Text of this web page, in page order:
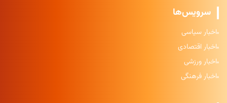
سرویس‌ها
اخبار سیاسی
اخبار اقتصادی
اخبار ورزشی
اخبار فرهنگی